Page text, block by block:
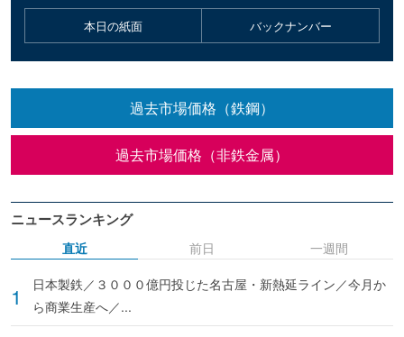
本日の紙面 バックナンバー
過去市場価格（鉄鋼）
過去市場価格（非鉄金属）
ニュースランキング
直近
日本製鉄／３０００億円投じた名古屋・新熱延ライン／今月か
ら商業生産へ／...
前日 一週間